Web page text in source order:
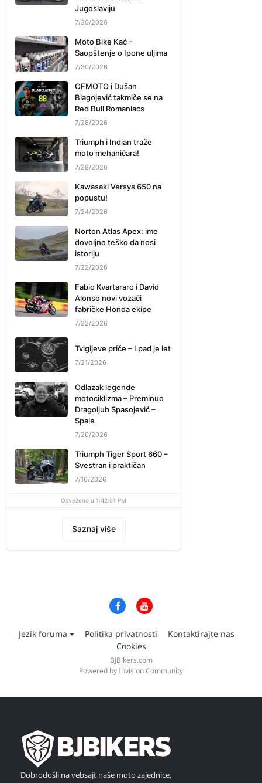
Jugoslaviju
7/30/2026
Moto Bike Kać –
Saopštenje o Ipone uljima
7/30/2026
CFMOTO i Dušan
Blagojević takmiče se na
Red Bull Romaniacs
7/28/2026
Triumph i Indian traže
moto mehaničara!
7/28/2026
Kawasaki Versys 650 na
popustu!
7/24/2026
Norton Atlas Apex: ime
dovoljno teško da nosi
istoriju
7/22/2026
Fabio Kvartararo i David
Alonso novi vozači
fabričke Honda ekipe
7/22/2026
Tvigijeve priče – I pad je let
7/21/2026
Odlazak legende
motociklizma – Preminuo
Dragoljub Spasojević –
Spale
7/20/2026
Triumph Tiger Sport 660 –
Svestran i praktičan
7/16/2026
Osveženo u 1:42:51 PM
Saznaj više
Jezik foruma Politika privatnosti
Kontaktirajte nas
Cookies
BJBikers.com
Powered by Invision Community
Dobrodošli na vebsajt naše moto zajednice,